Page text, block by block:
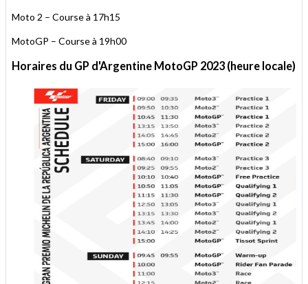
Moto 2 – Course à 17h15
MotoGP – Course à 19h00
Horaires du GP d'Argentine MotoGP 2023 (heure locale)